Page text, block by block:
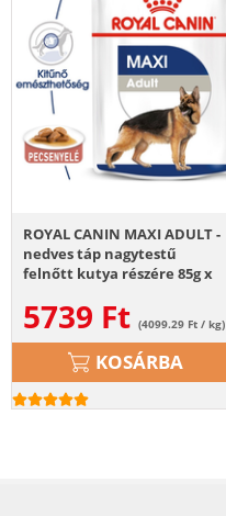
ROYAL CANIN MAXI ADULT -
nedves táp nagytestű
felnőtt kutya részére 85g x
5739 Ft (4099.29 Ft / kg)
KOSÁRBA